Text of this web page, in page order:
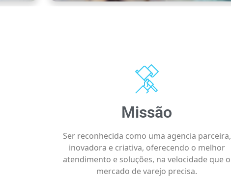
Missão
Ser reconhecida como uma agencia parceira,
inovadora e criativa, oferecendo o melhor
atendimento e soluções, na velocidade que o
mercado de varejo precisa.